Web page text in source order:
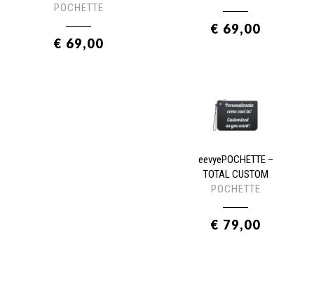
POCHETTE
€ 69,00
€ 69,00
eevyePOCHETTE –
TOTAL CUSTOM
POCHETTE
€ 79,00